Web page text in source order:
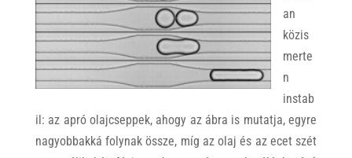
an
közis
merte
n
instab
il: az apró olajcseppek, ahogy az ábra is mutatja, egyre
nagyobbakká folynak össze, míg az olaj és az ecet szét